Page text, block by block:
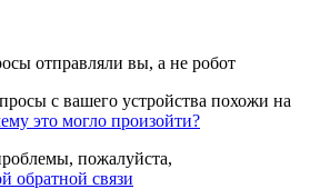
отправляли вы, а не робот
с вашего устройства похожи на
это могло произойти?
пожалуйста,
обратной связи